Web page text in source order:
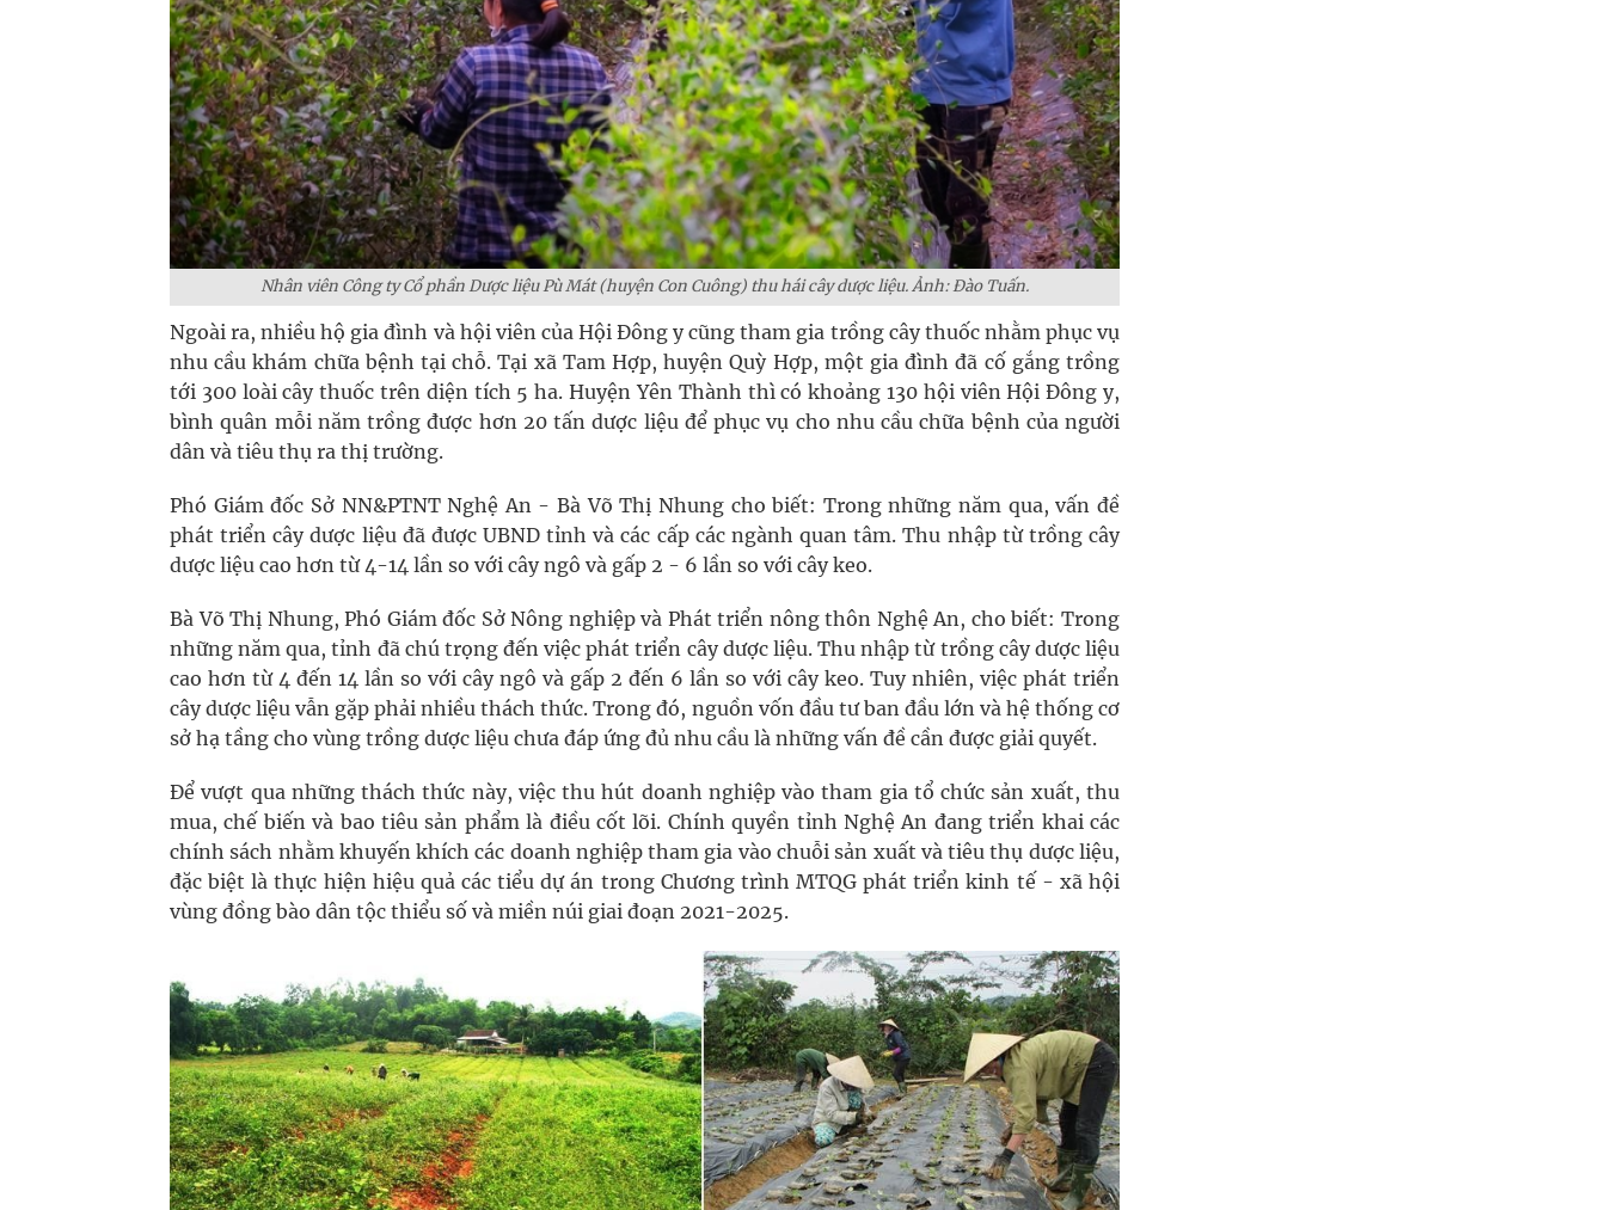
Nhân viên Công ty Cổ phần Dược liệu Pù Mát (huyện Con Cuông) thu hái cây dược liệu. Ảnh: Đào Tuấn.
Ngoài ra, nhiều hộ gia đình và hội viên của Hội Đông y cũng tham gia trồng cây thuốc nhằm phục vụ
nhu cầu khám chữa bệnh tại chỗ. Tại xã Tam Hợp, huyện Quỳ Hợp, một gia đình đã cố gắng trồng
tới 300 loài cây thuốc trên diện tích 5 ha. Huyện Yên Thành thì có khoảng 130 hội viên Hội Đông y,
bình quân mỗi năm trồng được hơn 20 tấn dược liệu để phục vụ cho nhu cầu chữa bệnh của người
dân và tiêu thụ ra thị trường.
Phó Giám đốc Sở NN&PTNT Nghệ An - Bà Võ Thị Nhung cho biết: Trong những năm qua, vấn đề
phát triển cây dược liệu đã được UBND tỉnh và các cấp các ngành quan tâm. Thu nhập từ trồng cây
dược liệu cao hơn từ 4-14 lần so với cây ngô và gấp 2 - 6 lần so với cây keo.
Bà Võ Thị Nhung, Phó Giám đốc Sở Nông nghiệp và Phát triển nông thôn Nghệ An, cho biết: Trong
những năm qua, tỉnh đã chú trọng đến việc phát triển cây dược liệu. Thu nhập từ trồng cây dược liệu
cao hơn từ 4 đến 14 lần so với cây ngô và gấp 2 đến 6 lần so với cây keo. Tuy nhiên, việc phát triển
cây dược liệu vẫn gặp phải nhiều thách thức. Trong đó, nguồn vốn đầu tư ban đầu lớn và hệ thống cơ
sở hạ tầng cho vùng trồng dược liệu chưa đáp ứng đủ nhu cầu là những vấn đề cần được giải quyết.
Để vượt qua những thách thức này, việc thu hút doanh nghiệp vào tham gia tổ chức sản xuất, thu
mua, chế biến và bao tiêu sản phẩm là điều cốt lõi. Chính quyền tỉnh Nghệ An đang triển khai các
chính sách nhằm khuyến khích các doanh nghiệp tham gia vào chuỗi sản xuất và tiêu thụ dược liệu,
đặc biệt là thực hiện hiệu quả các tiểu dự án trong Chương trình MTQG phát triển kinh tế - xã hội
vùng đồng bào dân tộc thiểu số và miền núi giai đoạn 2021-2025.